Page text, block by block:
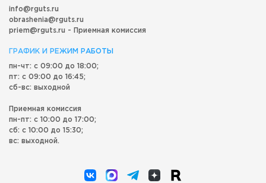
info@rguts.ru
obrashenia@rguts.ru
priem@rguts.ru - Приемная комиссия
ГРАФИК И РЕЖИМ РАБОТЫ
пн-чт: с 09:00 до 18:00;
пт: с 09:00 до 16:45;
сб-вс: выходной
Приемная комиссия
пн-пт: с 10:00 до 17:00;
сб: с 10:00 до 15:30;
вс: выходной.